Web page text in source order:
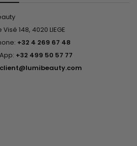
Visé 148, 4020 LIEGE
+32 4 269 67 48
+32 499 50 57 77
client@lumibeauty.com